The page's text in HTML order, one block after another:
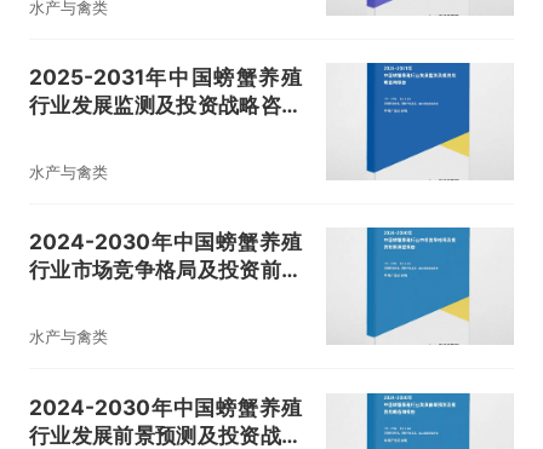
水产与禽类
2025-2031年中国螃蟹养殖
行业发展监测及投资战略咨询
水产与禽类
2024-2030年中国螃蟹养殖
行业市场竞争格局及投资前景
水产与禽类
2024-2030年中国螃蟹养殖
行业发展前景预测及投资战略